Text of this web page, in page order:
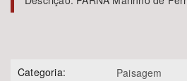
Área de Levantamento
Categoria: Paisagem